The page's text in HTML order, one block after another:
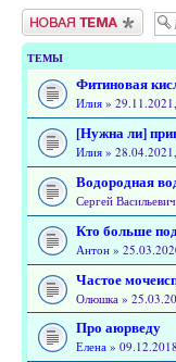
Новая тема
ТЕМЫ
Фитиновая
Илия »
[Нужна ли]
Илия »
Водородная
Сергей
Кто больше
Антон »
Частое
Олюшка »
Про аюрведу
Елена »